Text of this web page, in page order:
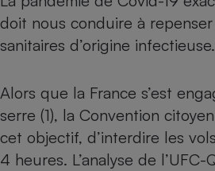
doit nous conduire à
sanitaires d’origine infectieuse.
Alors que la France s’est
serre (1), la Convention
cet objectif, d’interdire les
4 heures. L’analyse de